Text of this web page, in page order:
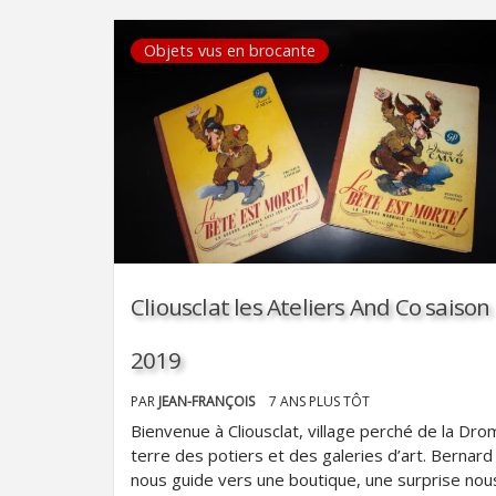
Objets vus en brocante
Cliousclat les Ateliers And Co saison
2019
PAR JEAN-FRANÇOIS 7 ANS PLUS TÔT
Bienvenue à Cliousclat, village perché de la
terre des potiers et des galeries d’art. Bernard
nous guide vers une boutique, une surprise